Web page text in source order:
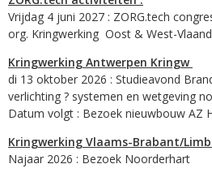
Vrijdag 4 juni 2027 : ZORG.tech
org. Kringwerking Oost & West-
Kringwerking Antwerpen Kringw
di 13 oktober 2026 : Studieavond
verlichting ? systemen en wetgeving
Datum volgt : Bezoek nieuwbouw AZ
Kringwerking Vlaams-Brabant/
Najaar 2026 : Bezoek Noorderhart